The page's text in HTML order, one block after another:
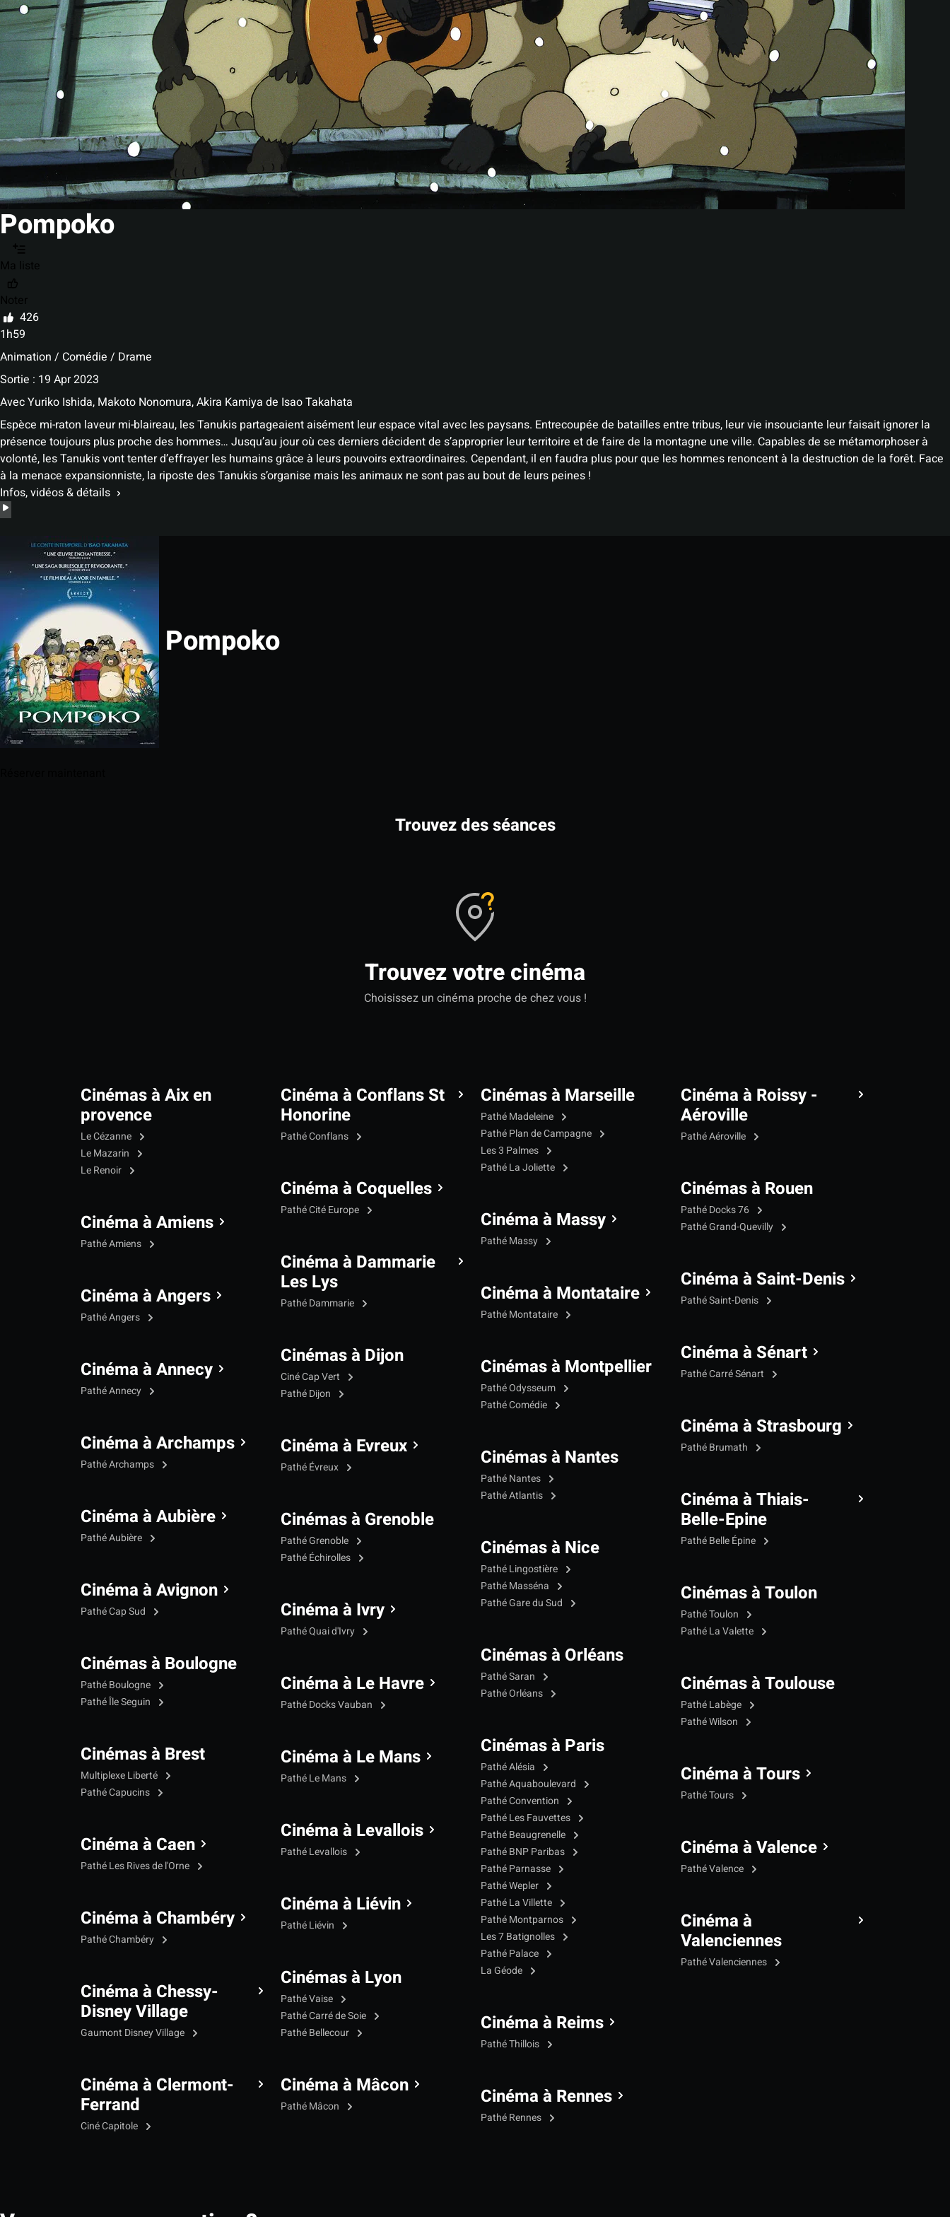
Pompoko
426
1h59
Animation / Comédie / Drame
Sortie : 19 Apr 2023
AvecYuriko Ishida, Makoto Nonomura, Akira Kamiya de Isao Takahata
Espèce mi-raton laveur mi-blaireau, les Tanukis partageaient aisément leur espace vital avec les paysans. Entrecoupée de batailles entre tribus, leur vie insouciante leur faisait ignorer la
présence toujours plus proche des hommes… Jusqu’au jour où ces derniers décident de s’approprier leur territoire et de faire de la montagne une ville. Capables de se métamorphoser à
volonté, les Tanukis vont tenter d’effrayer les humains grâce à leurs pouvoirs extraordinaires. Cependant, il en faudra plus pour que les hommes renoncent à la destruction de la forêt. Face
à la menace expansionniste, la riposte des Tanukis s’organise mais les animaux ne sont pas au bout de leurs peines !
Infos, vidéos & détails
Pompoko
Trouvez des séances
Trouvez votre cinéma
Choisissez un cinéma proche de chez vous !
Cinémas à Aix en
provence
Le Cézanne
Le Mazarin
Le Renoir
Cinéma à Amiens
Pathé Amiens
Cinéma à Angers
Pathé Angers
Cinéma à Annecy
Pathé Annecy
Cinéma à Archamps
Pathé Archamps
Cinéma à Aubière
Pathé Aubière
Cinéma à Avignon
Pathé Cap Sud
Cinémas à Boulogne
Pathé Boulogne
Pathé Île Seguin
Cinémas à Brest
Multiplexe Liberté
Pathé Capucins
Cinéma à Caen
Pathé Les Rives de l'Orne
Cinéma à Chambéry
Pathé Chambéry
Cinéma à Chessy-
Disney Village
Gaumont Disney Village
Cinéma à Clermont-
Ferrand
Ciné Capitole
Cinéma à Conflans St
Honorine
Pathé Conflans
Cinéma à Coquelles
Pathé Cité Europe
Cinéma à Dammarie
Les Lys
Pathé Dammarie
Cinémas à Dijon
Ciné Cap Vert
Pathé Dijon
Cinéma à Evreux
Pathé Évreux
Cinémas à Grenoble
Pathé Grenoble
Pathé Échirolles
Cinéma à Ivry
Pathé Quai d'Ivry
Cinéma à Le Havre
Pathé Docks Vauban
Cinéma à Le Mans
Pathé Le Mans
Cinéma à Levallois
Pathé Levallois
Cinéma à Liévin
Pathé Liévin
Cinémas à Lyon
Pathé Vaise
Pathé Carré de Soie
Pathé Bellecour
Cinéma à Mâcon
Pathé Mâcon
Cinémas à Marseille
Pathé Madeleine
Pathé Plan de Campagne
Les 3 Palmes
Pathé La Joliette
Cinéma à Massy
Pathé Massy
Cinéma à Montataire
Pathé Montataire
Cinémas à Montpellier
Pathé Odysseum
Pathé Comédie
Cinémas à Nantes
Pathé Nantes
Pathé Atlantis
Cinémas à Nice
Pathé Lingostière
Pathé Masséna
Pathé Gare du Sud
Cinémas à Orléans
Pathé Saran
Pathé Orléans
Cinémas à Paris
Pathé Alésia
Pathé Aquaboulevard
Pathé Convention
Pathé Les Fauvettes
Pathé Beaugrenelle
Pathé BNP Paribas
Pathé Parnasse
Pathé Wepler
Pathé La Villette
Pathé Montparnos
Les 7 Batignolles
Pathé Palace
La Géode
Cinéma à Reims
Pathé Thillois
Cinéma à Rennes
Pathé Rennes
Cinéma à Roissy -
Aéroville
Pathé Aéroville
Cinémas à Rouen
Pathé Docks 76
Pathé Grand-Quevilly
Cinéma à Saint-Denis
Pathé Saint-Denis
Cinéma à Sénart
Pathé Carré Sénart
Cinéma à Strasbourg
Pathé Brumath
Cinéma à Thiais-
Belle-Epine
Pathé Belle Épine
Cinémas à Toulon
Pathé Toulon
Pathé La Valette
Cinémas à Toulouse
Pathé Labège
Pathé Wilson
Cinéma à Tours
Pathé Tours
Cinéma à Valence
Pathé Valence
Cinéma à
Valenciennes
Pathé Valenciennes